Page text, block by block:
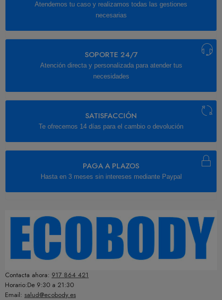
Atendemos tu caso y realizamos todas las gestiones
necesarias
SOPORTE 24/7
Atención directa y personalizada para atender tus
necesidades
SATISFACCIÓN
Te ofrecemos 14 días para el cambio o devolución
PAGA A PLAZOS
Hasta en 3 meses sin intereses mediante Paypal
Contacta ahora: 917 864 421
Horario:De 9:30 a 21:30
Email: salud@ecobody.es